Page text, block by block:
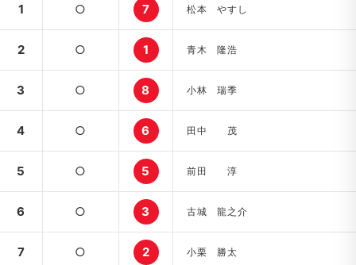
1 ○ 7 松本 やすし
2 ○ 1 青木 隆浩
3 ○ 8 小林 瑞季
4 ○ 6 田中 茂
5 ○ 5 前田 淳
6 ○ 3 古城 龍之介
7 ○ 2 小栗 勝太